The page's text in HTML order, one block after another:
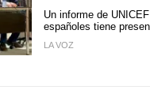
Un informe de
españoles tiene
LA VOZ